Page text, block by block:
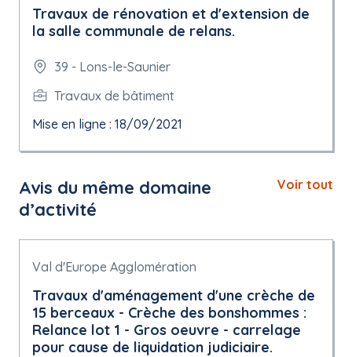
Travaux de rénovation et d'extension de
la salle communale de relans.
39 - Lons-le-Saunier
Travaux de bâtiment
Mise en ligne : 18/09/2021
Avis du même domaine
d’activité
Voir tout
Val d'Europe Agglomération
Travaux d'aménagement d'une crèche de
15 berceaux - Crèche des bonshommes :
Relance lot 1 - Gros oeuvre - carrelage
pour cause de liquidation judiciaire.